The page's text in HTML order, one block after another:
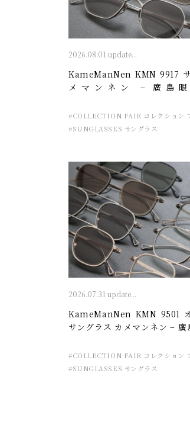
2026.08.01 update...
KameManNen KMN 9917
メマンネン – 廣島
#COLLECTION FAIR コレクション
#SUNGLASSES サングラス
2026.07.31 update...
KameManNen KMN 9501
サングラス カメマンネン – 廣
#COLLECTION FAIR コレクション
#SUNGLASSES サングラス